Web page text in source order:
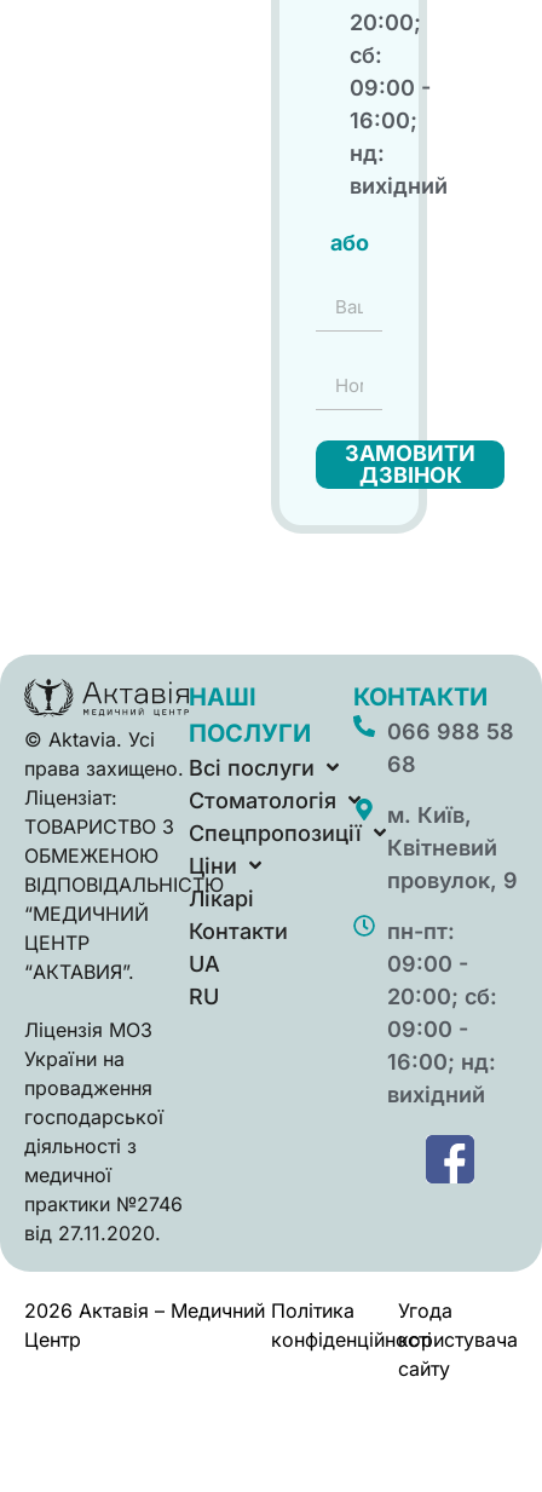
20:00;
сб:
09:00 -
16:00;
нд:
вихідний
або
ЗАМОВИТИ
ДЗВІНОК
© Aktavia. Усі
права захищено.
Ліцензіат:
ТОВАРИСТВО З
ОБМЕЖЕНОЮ
ВIДПОВIДАЛЬНIСТЮ
“МЕДИЧНИЙ
ЦЕНТР
“АКТАВИЯ”.
Ліцензія МОЗ
України на
провадження
господарської
діяльності з
медичної
практики №2746
від 27.11.2020.
НАШІ
ПОСЛУГИ
Всі послуги
Стоматологія
Спецпропозиції
Ціни
Лікарі
Контакти
UA
RU
КОНТАКТИ
066 988 58
68
м. Київ,
Квітневий
провулок, 9
пн-пт:
09:00 -
20:00; сб:
09:00 -
16:00; нд:
вихідний
2026 Актавія – Медичний
Центр
Політика
конфіденційності
Угода
користувача
сайту